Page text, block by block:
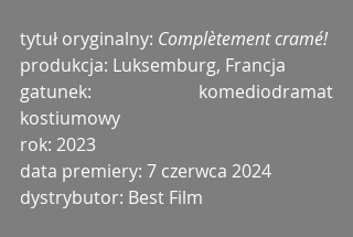
tytuł oryginalny: Complètement cramé!
produkcja: Luksemburg, Francja
gatunek: komediodramat
kostiumowy
rok: 2023
data premiery: 7 czerwca 2024
dystrybutor: Best Film